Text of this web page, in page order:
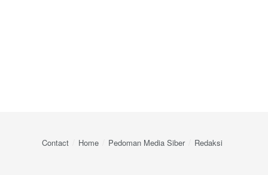
Contact Home Pedoman Media Siber Redaksi